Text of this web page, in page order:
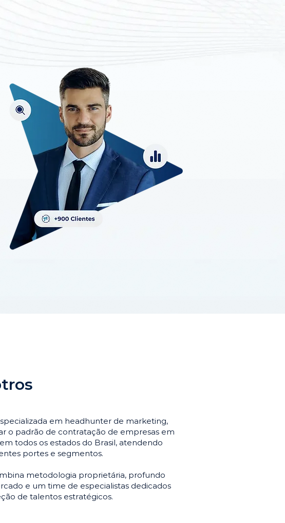
em headhunter de marketing,
o padrão de contratação de empresas em
todos os estados do Brasil, atendendo
portes e segmentos.
metodologia proprietária, profundo
e um time de especialistas dedicados
de talentos estratégicos.